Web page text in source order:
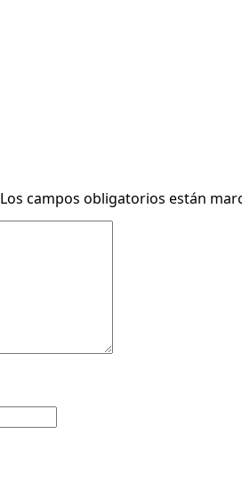
Los campos obligatorios están